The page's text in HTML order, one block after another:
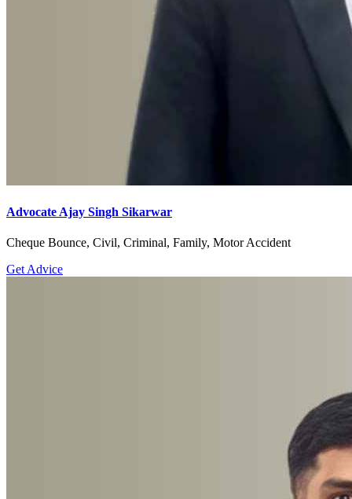
Advocate Ajay Singh Sikarwar
Cheque Bounce, Civil, Criminal, Family, Motor Accident
Get Advice